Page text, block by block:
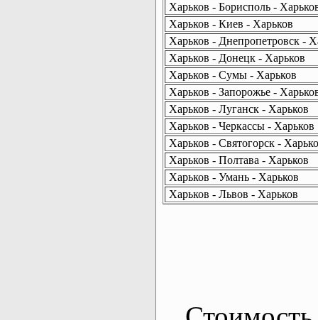
Харьков - Борисполь -
Харьков - Киев - Харьков
Харьков - Днепропетровск -
Харьков - Донецк - Харьков
Харьков - Сумы - Харьков
Харьков - Запорожье -
Харьков - Луганск - Харьков
Харьков - Черкассы - Харьков
Харьков - Святогорск -
Харьков - Полтава - Харьков
Харьков - Умань - Харьков
Харьков - Львов - Харьков